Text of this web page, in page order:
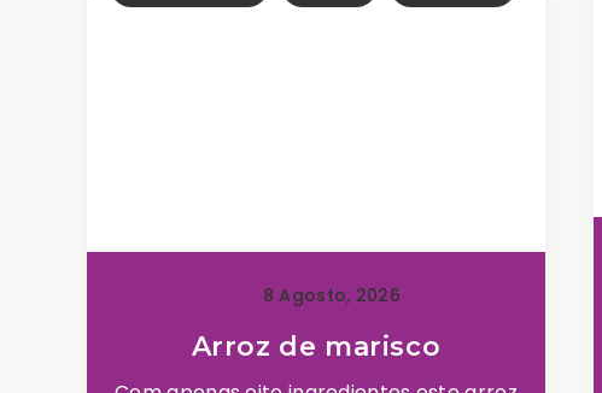
8 Agosto, 2026
Arroz de marisco